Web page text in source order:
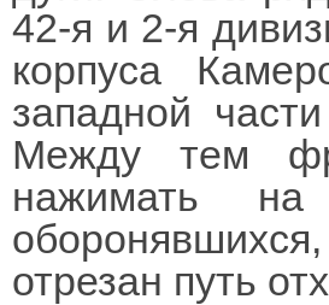
42-я и 2-я
корпуса
западной
Между тем
нажимать
отрезан путь